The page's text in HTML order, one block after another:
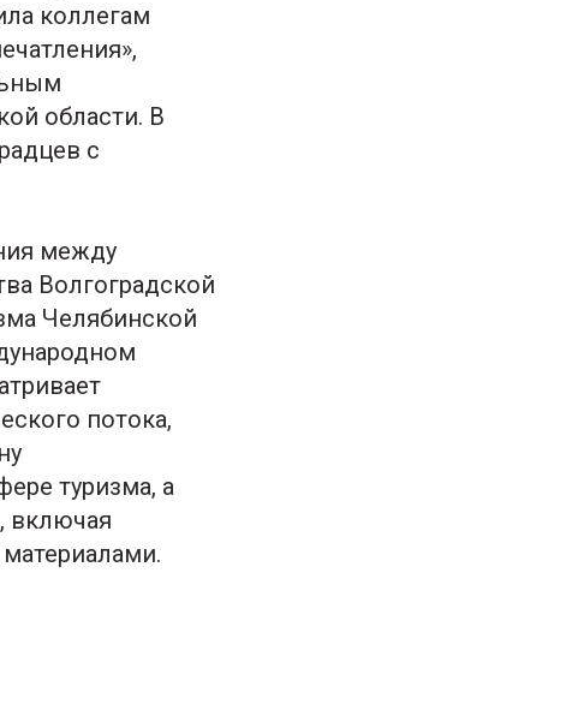
коллегам
области. В
с
между
Волгоградской
Челябинской
потока,
туризма, а
включая